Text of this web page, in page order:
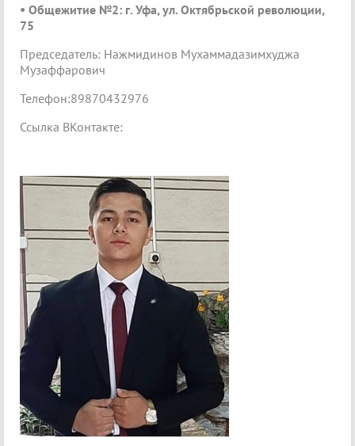
• Общежитие №2: г. Уфа, ул. Октябрьской революции,
75
Председатель: Нажмидинов Мухаммадазимхуджа
Музаффарович
Телефон:89870432976
Ссылка ВКонтакте: